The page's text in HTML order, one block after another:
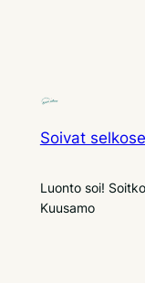
Soivat
Luonto soi!
Kuusamo